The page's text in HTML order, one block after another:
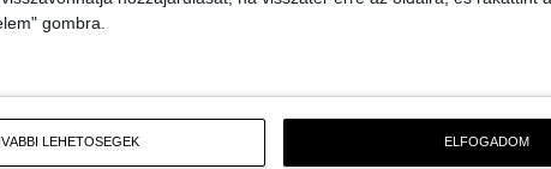
gombra.
LEHETŐSÉGEK ELFOGADOM